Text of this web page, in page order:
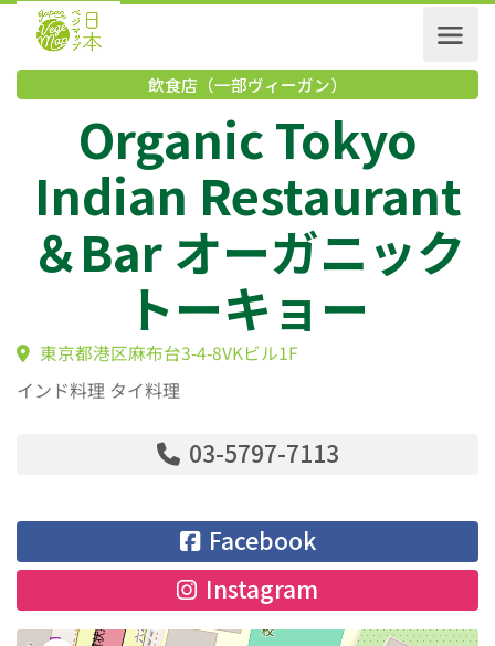
飲食店（一部ヴィーガン）
Organic Tokyo
Indian
＆Bar オーガニッ
トーキョー
東京都港区麻布台3-4-8VKビル1F
インド料理 タイ料理
03-5797-7113
Facebook
Instagram